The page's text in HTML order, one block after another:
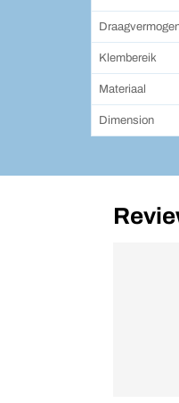
Klembereik
Materiaal
Dimension